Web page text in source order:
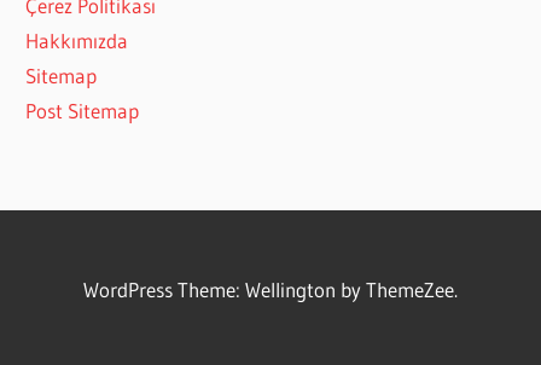
Çerez Politikası
Hakkımızda
Sitemap
Post Sitemap
WordPress Theme: Wellington by ThemeZee.